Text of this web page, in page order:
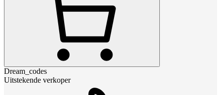
Dream_codes
Uitstekende verkoper